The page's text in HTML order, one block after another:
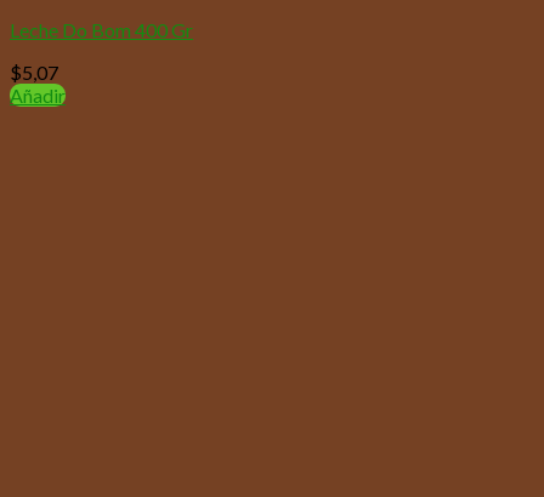
Leche Do Bom 400 Gr
$5,07
Añadir